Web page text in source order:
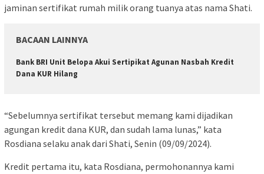
jaminan sertifikat rumah milik orang tuanya atas nama Shati.
BACAAN LAINNYA
Bank BRI Unit Belopa Akui Sertipikat Agunan Nasbah Kredit
Dana KUR Hilang
“Sebelumnya sertifikat tersebut memang kami dijadikan
agungan kredit dana KUR, dan sudah lama lunas,” kata
Rosdiana selaku anak dari Shati, Senin (09/09/2024).
Kredit pertama itu, kata Rosdiana, permohonannya kami